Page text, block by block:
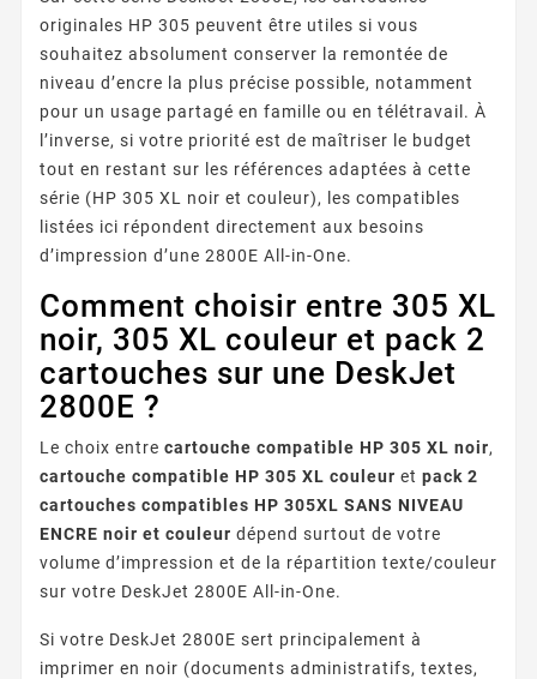
originales HP 305 peuvent être utiles si vous
souhaitez absolument conserver la remontée de
niveau d’encre la plus précise possible, notamment
pour un usage partagé en famille ou en télétravail. À
l’inverse, si votre priorité est de maîtriser le budget
tout en restant sur les références adaptées à cette
série (HP 305 XL noir et couleur), les compatibles
listées ici répondent directement aux besoins
d’impression d’une 2800E All-in-One.
Comment choisir entre 305 XL
noir, 305 XL couleur et pack 2
cartouches sur une DeskJet
2800E ?
Le choix entre cartouche compatible HP 305 XL noir,
cartouche compatible HP 305 XL couleur et pack 2
cartouches compatibles HP 305XL SANS NIVEAU
ENCRE noir et couleur dépend surtout de votre
volume d’impression et de la répartition texte/couleur
sur votre DeskJet 2800E All-in-One.
Si votre DeskJet 2800E sert principalement à
imprimer en noir (documents administratifs, textes,